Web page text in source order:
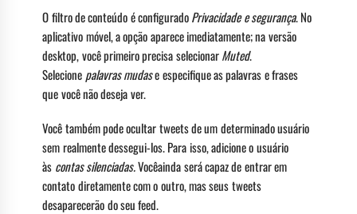
O filtro de conteúdo é configuradoPrivacidade e segurança. No
aplicativo móvel, a opção aparece imediatamente; na versão
desktop, você primeiro precisa selecionarMuted.
Selecione palavras mudase especifique as palavras e frases
que você não deseja ver.
Você também pode ocultar tweets de um determinado usuário
sem realmente dessegui-los. Para isso, adicione o usuário
às contas silenciadas.Vocêainda será capaz de entrar em
contato diretamente com o outro, mas seus tweets
desaparecerão do seu feed.